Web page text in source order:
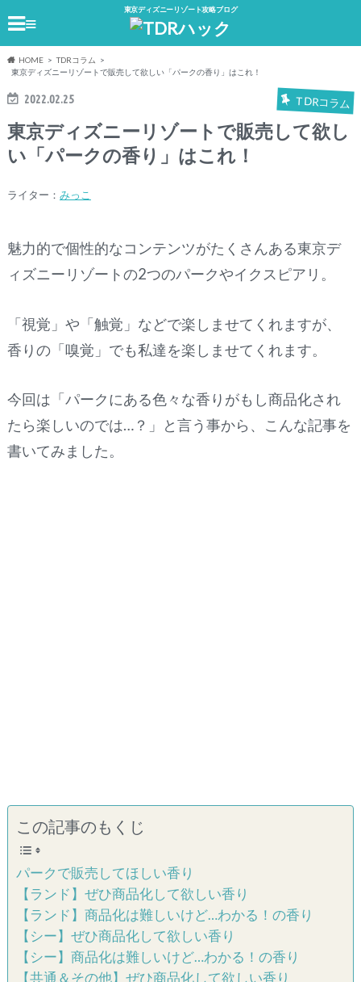
東京ディズニーリゾート攻略ブログ
≡
HOME
TDRコラム
東京ディズニーリゾートで販売して欲しい「パークの香り」はこれ！
2022.02.25 TDRコラム
東京ディズニーリゾートで販売して欲し
い「パークの香り」はこれ！
ライター： みっこ
魅力的で個性的なコンテンツがたくさんある東京デ
ィズニーリゾートの2つのパークやイクスピアリ。
「視覚」や「触覚」などで楽しませてくれますが、
香りの「嗅覚」でも私達を楽しませてくれます。
今回は「パークにある色々な香りがもし商品化され
たら楽しいのでは…？」と言う事から、こんな記事を
書いてみました。
この記事のもくじ
パークで販売してほしい香り
【ランド】ぜひ商品化して欲しい香り
【ランド】商品化は難しいけど…わかる！の香り
【シー】ぜひ商品化して欲しい香り
【シー】商品化は難しいけど…わかる！の香り
【共通＆その他】ぜひ商品化して欲しい香り